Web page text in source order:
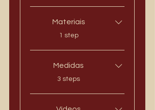
Materiais
.
1 step
Medidas
.
3 steps